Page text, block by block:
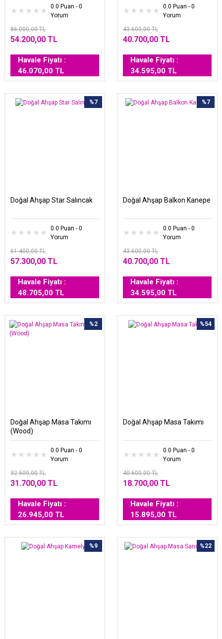
0.0 Puan - 0
Yorum
86.000,00 TL
54.200,00 TL
Havale Fiyatı :
46.070,00 TL
0.0 Puan - 0
Yorum
43.600,00 TL
40.700,00 TL
Havale Fiyatı :
34.595,00 TL
%7
Doğal Ahşap Star Salıncak
0.0 Puan - 0
Yorum
61.400,00 TL
57.300,00 TL
Havale Fiyatı :
48.705,00 TL
%7
Doğal Ahşap Balkon Kanepe
0.0 Puan - 0
Yorum
43.600,00 TL
40.700,00 TL
Havale Fiyatı :
34.595,00 TL
%2
Doğal Ahşap Masa Takımı
(Wood)
0.0 Puan - 0
Yorum
32.500,00 TL
31.700,00 TL
Havale Fiyatı :
26.945,00 TL
%54
Doğal Ahşap Masa Takımı
0.0 Puan - 0
Yorum
40.600,00 TL
18.700,00 TL
Havale Fiyatı :
15.895,00 TL
%9 %22